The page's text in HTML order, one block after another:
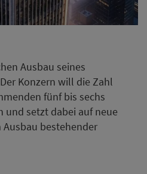
Ausbau seines
Konzern will die Zahl
fünf bis sechs
und setzt dabei auf neue
bestehender